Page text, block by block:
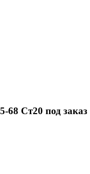
Ст20 под заказ